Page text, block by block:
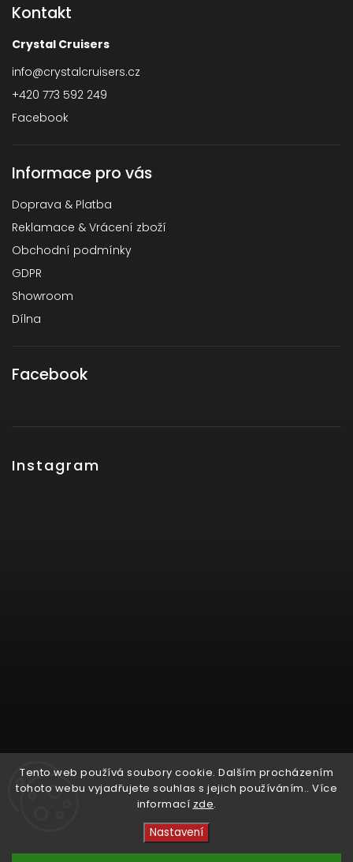
Tento web používá soubory cookie. Dalším procházením
tohoto webu vyjadřujete souhlas s jejich používáním.. Více
informací zde.
Nastavení
Kontakt
Crystal Cruisers
info@crystalcruisers.cz
+420 773 592 249
Facebook
Informace pro vás
Doprava & Platba
Reklamace & Vrácení zboží
Obchodní podmínky
GDPR
Showroom
Dílna
Facebook
Instagram
Crystal Cruisers